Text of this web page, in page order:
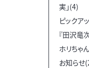
実」(4)
ピックア
『田沢竜
ホリちゃ
お知らせ